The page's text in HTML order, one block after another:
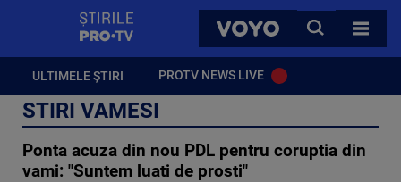
VOYO
CAUTA
TOATE
ULTIMELE ȘTIRI PROTV NEWS LIVE
STIRI VAMESI
Ponta acuza din nou PDL pentru coruptia din
vami: "Suntem luati de prosti"